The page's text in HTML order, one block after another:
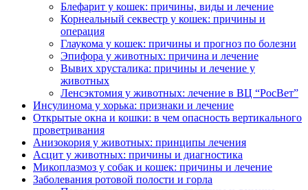
Блефарит у кошек: причины, виды и лечение
Корнеальный секвестр у кошек: причины и
операция
Глаукома у кошек: причины и прогноз по болезни
Эпифора у животных: причина и лечение
Вывих хрусталика: причины и лечение у
животных
Ленсэктомия у животных: лечение в ВЦ “РосВет”
Инсулинома у хорька: признаки и лечение
Открытые окна и кошки: в чем опасность вертикального
проветривания
Анизокория у животных: принципы лечения
Асцит у животных: причины и диагностика
Микоплазмоз у собак и кошек: причины и лечение
Заболевания ротовой полости и горла